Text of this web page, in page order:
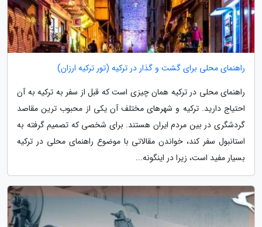
راهنمای محلی برای گشت و گذار در ترکیه (تور ترکیه ارزان)
راهنمای محلی در ترکیه همان چیزی است که قبل از سفر به ترکیه به آن
احتیاج دارید. ترکیه و شهرهای مختلف آن یکی از محبوب ترین مقاصد
گردشگری در بین مردم ایران هستند. برای شخصی که تصمیم گرفته به
استانبول سفر کند، خواندن مقالاتی با موضوع راهنمای محلی در ترکیه
بسیار مفید است، زیرا در اینگونه...